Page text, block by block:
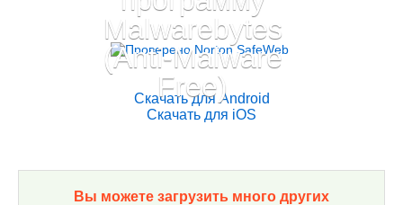
Скачать для Android
Скачать для iOS
Вы можете загрузить много других